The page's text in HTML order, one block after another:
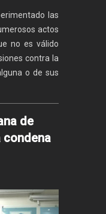
las
actos
no es válido
contra la
o de sus
de
condena